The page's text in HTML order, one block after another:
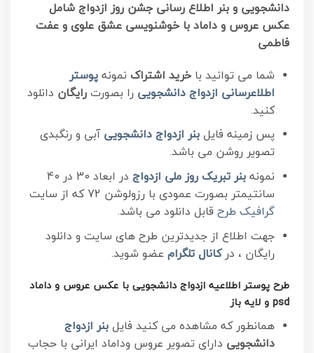
دانشجویی و بنر اطلاع رسانی جشن روز ازدواج شامل
عکس عروس و داماد با خوشنویسی عشق علوی و عفت
فاطمی
شما می توانید با خرید اشتراکنمونه پوستر
اطلاعرسانی ازدواج دانشجویی را بصورت رایگان دانلود
کنید.
پس زمینه فایل بنر ازدواج دانشجویی آبی و رنگبدی
تصویر روشن می باشد.
نمونه بنر تبریک روز ملی ازدواج
در ابعاد 30 در 40
سانتیمتر بصورت عمودی با رزولوشن 72 که از سایت
گرافیک طرحقابل دانلود می باشد.
جهت اطلاع از جدیدترین طرح های سایت و دانلود
رایگان ، درکانال تلگرامعضو شوید.
طرح پوستر اطلاعیه ازدواج دانشجویی با عکس عروس و داماد
psd و لایه باز
همانطور که مشاهده می کنید فایل بنر ازدواج
دانشجویی دارای تصویر عروس وداماد ایرانی با حجاب